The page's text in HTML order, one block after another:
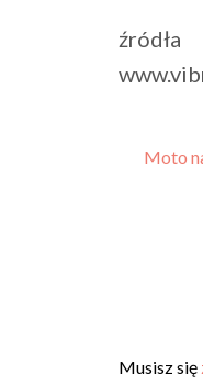
źródła
Moto
Musisz się